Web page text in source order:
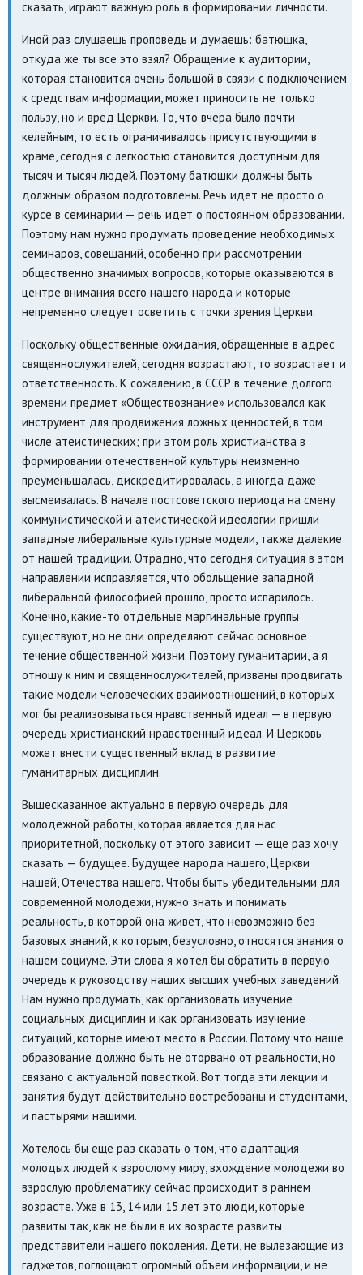
сказать, играют важную роль в формировании личности.
Иной раз слушаешь проповедь и думаешь: батюшка,
откуда же ты все это взял? Обращение к аудитории,
которая становится очень большой в связи с подключением
к средствам информации, может приносить не только
пользу, но и вред Церкви. То, что вчера было почти
келейным, то есть ограничивалось присутствующими в
храме, сегодня с легкостью становится доступным для
тысяч и тысяч людей. Поэтому батюшки должны быть
должным образом подготовлены. Речь идет не просто о
курсе в семинарии — речь идет о постоянном образовании.
Поэтому нам нужно продумать проведение необходимых
семинаров, совещаний, особенно при рассмотрении
общественно значимых вопросов, которые оказываются в
центре внимания всего нашего народа и которые
непременно следует осветить с точки зрения Церкви.
Поскольку общественные ожидания, обращенные в адрес
священнослужителей, сегодня возрастают, то возрастает и
ответственность. К сожалению, в СССР в течение долгого
времени предмет «Обществознание» использовался как
инструмент для продвижения ложных ценностей, в том
числе атеистических; при этом роль христианства в
формировании отечественной культуры неизменно
преуменьшалась, дискредитировалась, а иногда даже
высмеивалась. В начале постсоветского периода на смену
коммунистической и атеистической идеологии пришли
западные либеральные культурные модели, также далекие
от нашей традиции. Отрадно, что сегодня ситуация в этом
направлении исправляется, что обольщение западной
либеральной философией прошло, просто испарилось.
Конечно, какие-то отдельные маргинальные группы
существуют, но не они определяют сейчас основное
течение общественной жизни. Поэтому гуманитарии, а я
отношу к ним и священнослужителей, призваны продвигать
такие модели человеческих взаимоотношений, в которых
мог бы реализовываться нравственный идеал — в первую
очередь христианский нравственный идеал. И Церковь
может внести существенный вклад в развитие
гуманитарных дисциплин.
Вышесказанное актуально в первую очередь для
молодежной работы, которая является для нас
приоритетной, поскольку от этого зависит — еще раз хочу
сказать — будущее. Будущее народа нашего, Церкви
нашей, Отечества нашего. Чтобы быть убедительными для
современной молодежи, нужно знать и понимать
реальность, в которой она живет, что невозможно без
базовых знаний, к которым, безусловно, относятся знания о
нашем социуме. Эти слова я хотел бы обратить в первую
очередь к руководству наших высших учебных заведений.
Нам нужно продумать, как организовать изучение
социальных дисциплин и как организовать изучение
ситуаций, которые имеют место в России. Потому что наше
образование должно быть не оторвано от реальности, но
связано с актуальной повесткой. Вот тогда эти лекции и
занятия будут действительно востребованы и студентами,
и пастырями нашими.
Хотелось бы еще раз сказать о том, что адаптация
молодых людей к взрослому миру, вхождение молодежи во
взрослую проблематику сейчас происходит в раннем
возрасте. Уже в 13, 14 или 15 лет это люди, которые
развиты так, как не были в их возрасте развиты
представители нашего поколения. Дети, не вылезающие из
гаджетов, поглощают огромный объем информации, и не